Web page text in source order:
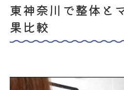
整体で肩こり腰痛の
日常動作と姿勢改善
整体で再発予防がで
東神奈川で整体と
果比較